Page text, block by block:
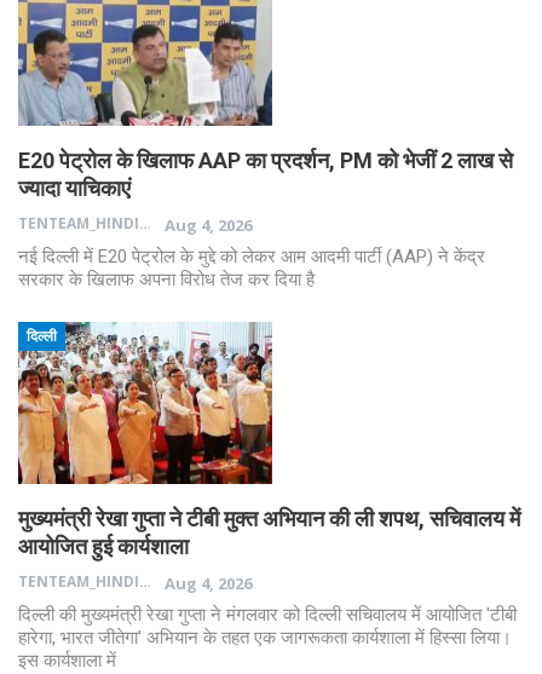
E20 पेट्रोल के खिलाफ AAP का प्रदर्शन, PM को भेजीं 2 लाख से
ज्यादा याचिकाएं
TENTEAM_HINDI
Aug 4, 2026
नई दिल्ली में E20 पेट्रोल के मुद्दे को लेकर आम आदमी पार्टी (AAP) ने केंद्र
सरकार के खिलाफ अपना विरोध तेज कर दिया है
दिल्ली
मुख्यमंत्री रेखा गुप्ता ने टीबी मुक्त अभियान की ली शपथ, सचिवालय में
आयोजित हुई कार्यशाला
TENTEAM_HINDI
Aug 4, 2026
दिल्ली की मुख्यमंत्री रेखा गुप्ता ने मंगलवार को दिल्ली सचिवालय में आयोजित 'टीबी
हारेगा, भारत जीतेगा' अभियान के तहत एक जागरूकता कार्यशाला में हिस्सा लिया।
इस कार्यशाला में